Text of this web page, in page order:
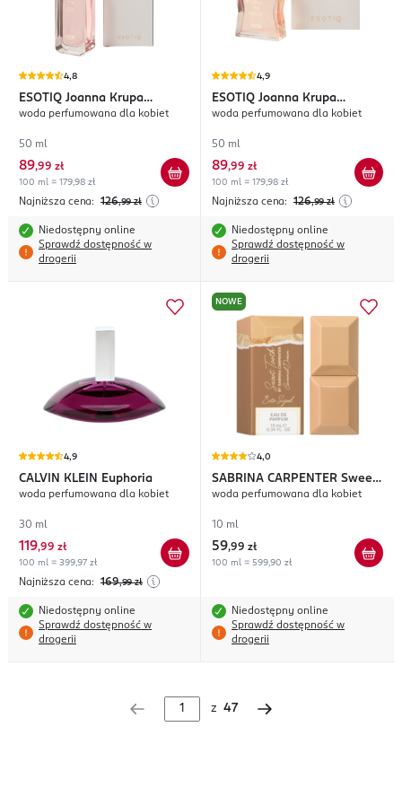
4,8
ESOTIQ Joanna Krupa
#follow the joy
woda perfumowana dla kobiet
50 ml
89,99 zł
100 ml = 179,98 zł
Najniższa cena: 126,99 zł
Niedostępny online
Sprawdź dostępność w
drogerii
4,9
ESOTIQ Joanna Krupa
#follow the beauty
woda perfumowana dla kobiet
50 ml
89,99 zł
100 ml = 179,98 zł
Najniższa cena: 126,99 zł
Niedostępny online
Sprawdź dostępność w
drogerii
4,9
CALVIN KLEIN Euphoria
woda perfumowana dla kobiet
30 ml
119,99 zł
100 ml = 399,97 zł
Najniższa cena: 169,99 zł
Niedostępny online
Sprawdź dostępność w
drogerii
NOWE
4,0
SABRINA CARPENTER Sweet
Tooth Caramel Dream
woda perfumowana dla kobiet
10 ml
59,99 zł
100 ml = 599,90 zł
Niedostępny online
Sprawdź dostępność w
drogerii
z 47